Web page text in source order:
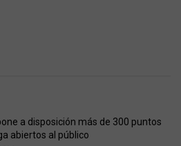
a disposición más de 300 puntos
abiertos al público